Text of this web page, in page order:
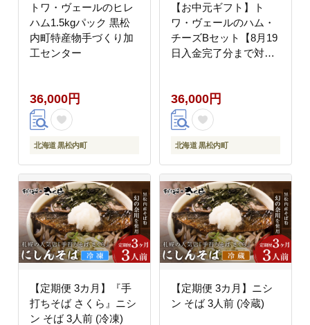
トワ・ヴェールのヒレ
ハム1.5kgパック 黒松
内町特産物手づくり加
工センター
36,000円
北海道 黒松内町
【お中元ギフト】ト
ワ・ヴェールのハム・
チーズBセット【8月19
日入金完了分まで対
36,000円
北海道 黒松内町
【定期便 3カ月】『手
打ちそば さくら』ニシ
ン そば 3人前 (冷凍)
【定期便 3カ月】ニシ
ン そば 3人前 (冷蔵)